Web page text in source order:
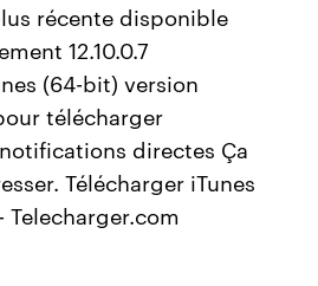
récente disponible
12.10.0.7
(64-bit) version
télécharger
directes Ça
Télécharger iTunes
Telecharger.com